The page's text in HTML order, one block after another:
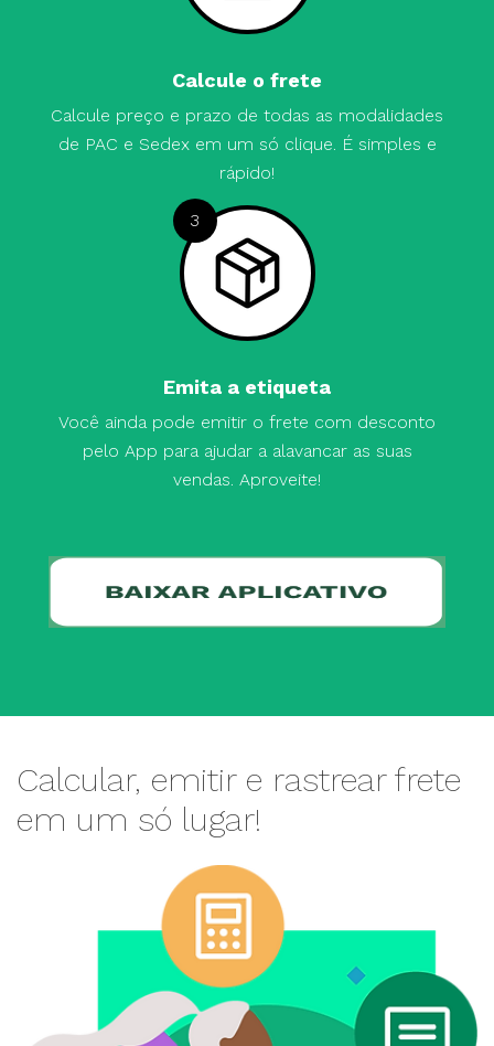
Calcule o frete
Calcule preço e prazo de todas as modalidades
de PAC e Sedex em um só clique. É simples e
rápido!
3
Emita a etiqueta
Você ainda pode emitir o frete com desconto
pelo App para ajudar a alavancar as suas
vendas. Aproveite!
Calcular, emitir e rastrear frete
em um só lugar!